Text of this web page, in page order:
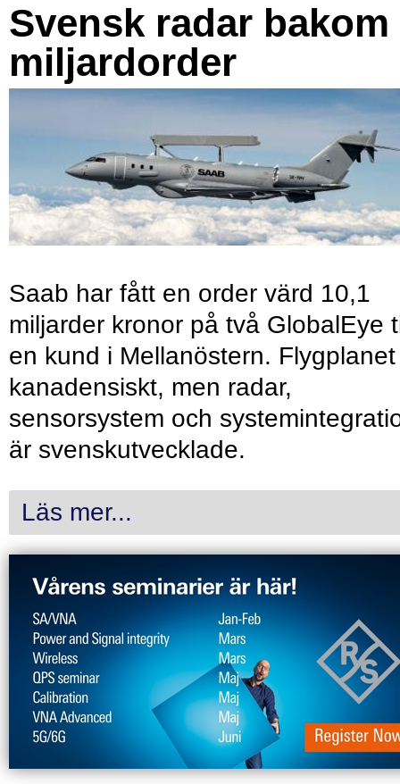
Svensk radar bakom
miljardorder
Saab har fått en order värd 10,1
miljarder kronor på två GlobalEye
en kund i Mellanöstern.
kanadensiskt, men radar,
sensorsystem och
är svenskutvecklade.
Läs mer...